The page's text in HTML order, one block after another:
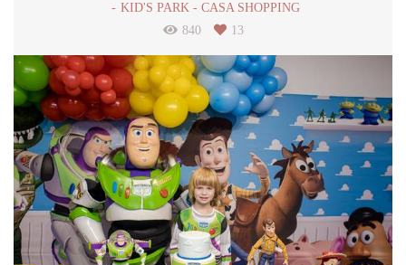
KID'S PARK - CASA SHOPPING
840
13